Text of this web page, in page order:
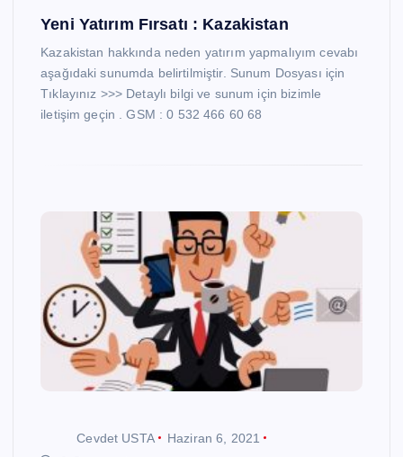
Yeni Yatırım Fırsatı : Kazakistan
Kazakistan hakkında neden yatırım yapmalıyım cevabı
aşağıdaki sunumda belirtilmiştir. Sunum Dosyası için
Tıklayınız >>> Detaylı bilgi ve sunum için bizimle
iletişim geçin . GSM : 0 532 466 60 68
Cevdet USTA
Haziran 6, 2021